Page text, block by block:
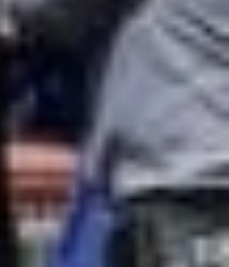
bocager, ses haies, ses pommiers. Aux
randonnée à sillonner à pied ou à vélo,
exceptions architecturales mi édifices
mêlant pierres et briques aux tons
du 16ème siècle, elles sont toutes
conseille de commencer par celle de
Beaux Villages de France. La brique, on la
que Jean-Baptiste-André Godin a créé
Social, aujourd'hui site muséal et de vie
regard du château fort des Ducs de Guise.
sert d’écrin à d’autres joyaux tels que
Saint-Michel, située en bordure de forêt.
la destination offre de quoi
pédaler, pagayer, s’éclater et apprendre en
vous mitonnent de bons petits plats.
de leurs chambres d’hôtes, gîtes, hôtels et